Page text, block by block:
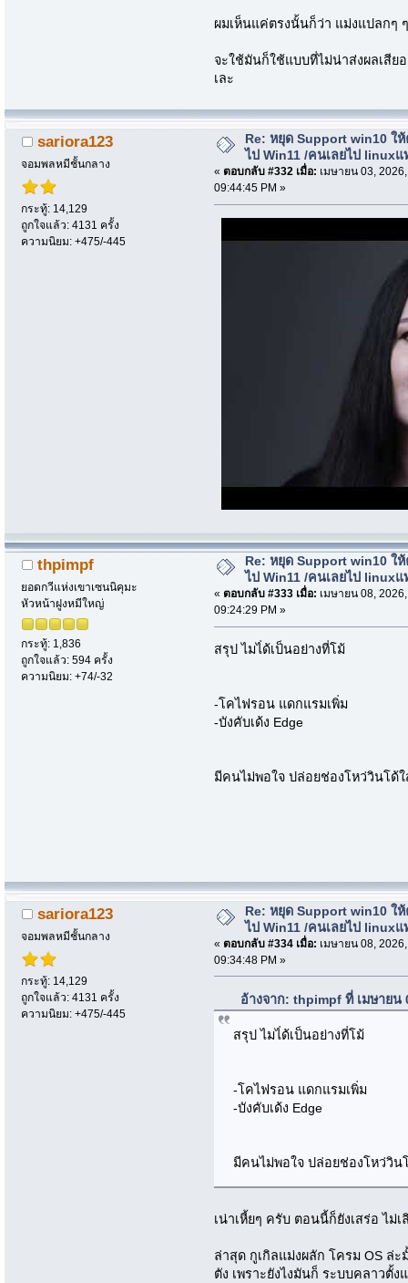
ผมเห็นแค่ตรงนั้นก็ว่า แม่งแปลกๆ
จะใช้มันก็ใช้แบบที่ไม่น่าส่งผลเสีย
เละ
sariora123
จอมพลหมีชั้นกลาง
กระทู้: 14,129
ถูกใจแล้ว: 4131 ครั้ง
ความนิยม: +475/-445
Re: หยุด Support win10 ใ
ไป Win11 /คนเลยไป linuxแ
« ตอบกลับ #332 เมื่อ: เมษายน 03, 2026,
09:44:45 PM »
thpimpf
ยอดกวีแห่งเขาเซนนิคุมะ
หัวหน้าฝูงหมีใหญ่
กระทู้: 1,836
ถูกใจแล้ว: 594 ครั้ง
ความนิยม: +74/-32
Re: หยุด Support win10 ใ
ไป Win11 /คนเลยไป linuxแ
« ตอบกลับ #333 เมื่อ: เมษายน 08, 2026,
09:24:29 PM »
สรุป ไมไ่ด้เป็นอย่างที่โม้
-โคไฟรอน แดกแรมเพิ่ม
-บังคับเด้ง Edge
มีคนไม่พอใจ ปล่อยช่องโหว่วินโด้
sariora123
จอมพลหมีชั้นกลาง
กระทู้: 14,129
ถูกใจแล้ว: 4131 ครั้ง
ความนิยม: +475/-445
Re: หยุด Support win10 ใ
ไป Win11 /คนเลยไป linuxแ
« ตอบกลับ #334 เมื่อ: เมษายน 08, 2026,
09:34:48 PM »
อ้างจาก: thpimpf ที่ เมษายน
สรุป ไมไ่ด้เป็นอย่างที่โม้
-โคไฟรอน แดกแรมเพิ่ม
-บังคับเด้ง Edge
มีคนไม่พอใจ ปล่อยช่องโหว่วิน
เน่าเหี้ยๆ ครับ ตอนนี้ก็ยังเสร่อ ไม่
ล่าสุด กูเกิลแม่งผลัก โครม OS ล่
ตัง เพราะยังไงมันก็ ระบบคลาวตั้ง